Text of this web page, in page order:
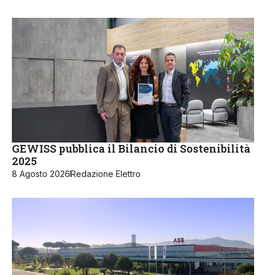
GEWISS pubblica il Bilancio di Sostenibilità
2025
8 Agosto 2026Redazione Elettro